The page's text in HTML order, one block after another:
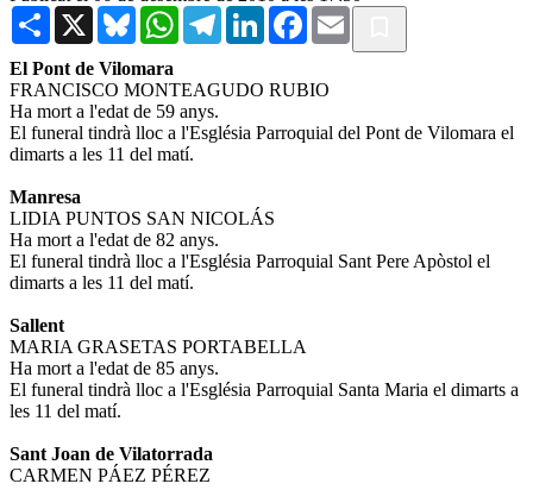
Share X BlueskyWhatsAppTelegramLinkedInFacebook
Email
El Pont de Vilomara
FRANCISCO MONTEAGUDO RUBIO
Ha mort a l'edat de 59 anys.
El funeral tindrà lloc a l'Església Parroquial del Pont de Vilomara el
dimarts a les 11 del matí.
Manresa
LIDIA PUNTOS SAN NICOLÁS
Ha mort a l'edat de 82 anys.
El funeral tindrà lloc a l'Església Parroquial Sant Pere Apòstol el
dimarts a les 11 del matí.
Sallent
MARIA GRASETAS PORTABELLA
Ha mort a l'edat de 85 anys.
El funeral tindrà lloc a l'Església Parroquial Santa Maria el dimarts a
les 11 del matí.
Sant Joan de Vilatorrada
CARMEN PÁEZ PÉREZ